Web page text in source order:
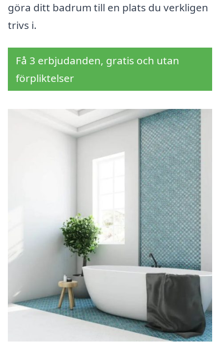
göra ditt badrum till en plats du verkligen
trivs i.
Få 3 erbjudanden, gratis och utan
förpliktelser